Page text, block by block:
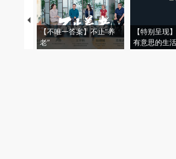
【不唯一答案】不止“养
老”
【特别呈现
有意思的生